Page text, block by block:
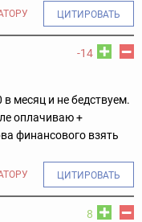
ЦИТИРОВАТЬ
-14
месяц и не бедствуем.
оплачиваю +
финансового взять
ЦИТИРОВАТЬ
8